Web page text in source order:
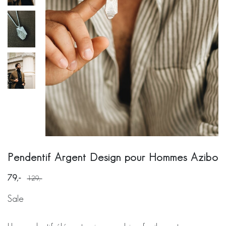
Pendentif Argent Design pour Hommes Azibo
79 129
Sale